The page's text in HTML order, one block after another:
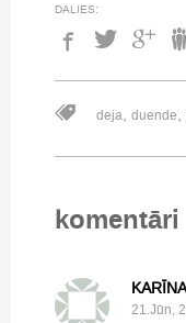
DALIES:
deja, duende,
komentāri
KARĪNA
21.Jūn,